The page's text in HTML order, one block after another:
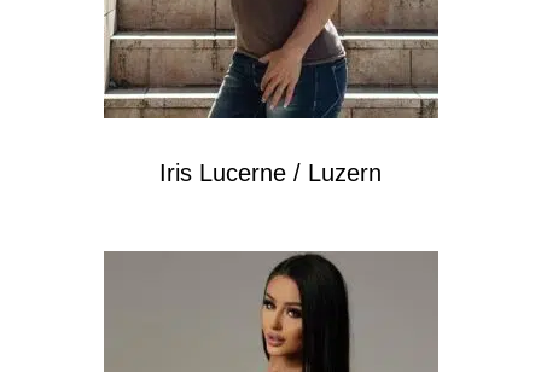
Iris Lucerne / Luzern